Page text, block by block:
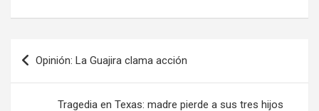
Navegación
de
entradas
Opinión: La Guajira clama acción
Tragedia en Texas: madre pierde a sus tres hijos